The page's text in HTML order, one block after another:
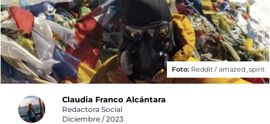
Foto: Reddit / amazed_spirit
Claudia Franco Alcántara
Redactora Social
Diciembre / 2023